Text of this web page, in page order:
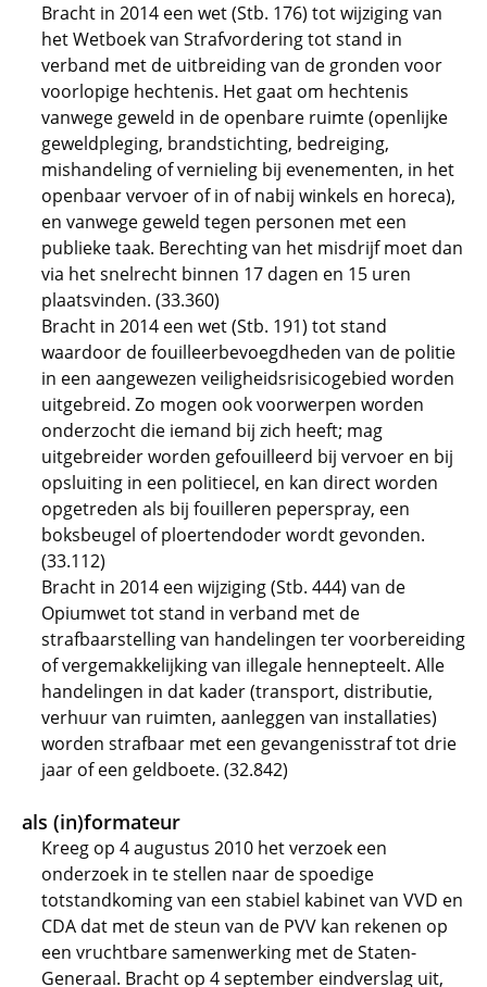
Bracht in 2014 een wet (Stb. 176) tot wijziging van
het Wetboek van Strafvordering tot stand in
verband met de uitbreiding van de gronden voor
voorlopige hechtenis. Het gaat om hechtenis
vanwege geweld in de openbare ruimte (openlijke
geweldpleging, brandstichting, bedreiging,
mishandeling of vernieling bij evenementen, in het
openbaar vervoer of in of nabij winkels en horeca),
en vanwege geweld tegen personen met een
publieke taak. Berechting van het misdrijf moet dan
via het snelrecht binnen 17 dagen en 15 uren
plaatsvinden. (33.360)
Bracht in 2014 een wet (Stb. 191) tot stand
waardoor de fouilleerbevoegdheden van de politie
in een aangewezen veiligheidsrisicogebied worden
uitgebreid. Zo mogen ook voorwerpen worden
onderzocht die iemand bij zich heeft; mag
uitgebreider worden gefouilleerd bij vervoer en bij
opsluiting in een politiecel, en kan direct worden
opgetreden als bij fouilleren peperspray, een
boksbeugel of ploertendoder wordt gevonden.
(33.112)
Bracht in 2014 een wijziging (Stb. 444) van de
Opiumwet tot stand in verband met de
strafbaarstelling van handelingen ter voorbereiding
of vergemakkelijking van illegale hennepteelt. Alle
handelingen in dat kader (transport, distributie,
verhuur van ruimten, aanleggen van installaties)
worden strafbaar met een gevangenisstraf tot drie
jaar of een geldboete. (32.842)
als (in)formateur
Kreeg op 4 augustus 2010 het verzoek een
onderzoek in te stellen naar de spoedige
totstandkoming van een stabiel kabinet van VVD en
CDA dat met de steun van de PVV kan rekenen op
een vruchtbare samenwerking met de Staten-
Generaal. Bracht op 4 september eindverslag uit,